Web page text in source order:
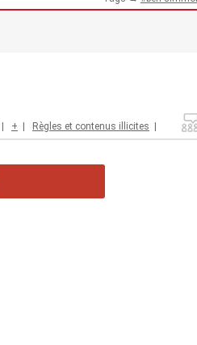
+ Règles et contenus illicites